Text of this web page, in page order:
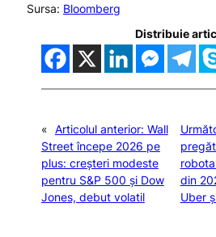
Sursa: Bloomberg
Distribuie
« Articolul anterior: Wall
Street începe 2026 pe
plus: creșteri modeste
pentru S&P 500 și Dow
Jones, debut volatil
din
Uber